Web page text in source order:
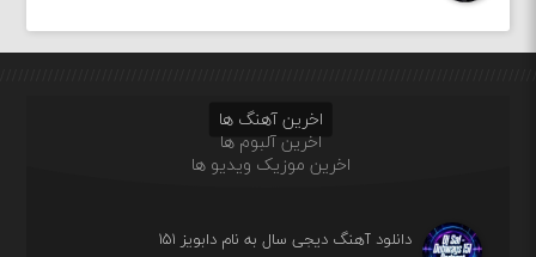
اخرین آهنگ ها
اخرین آلبوم ها
اخرین موزیک ویدیو ها
دانلود آهنگ دیجی سال به نام دابویز ۱۵۱